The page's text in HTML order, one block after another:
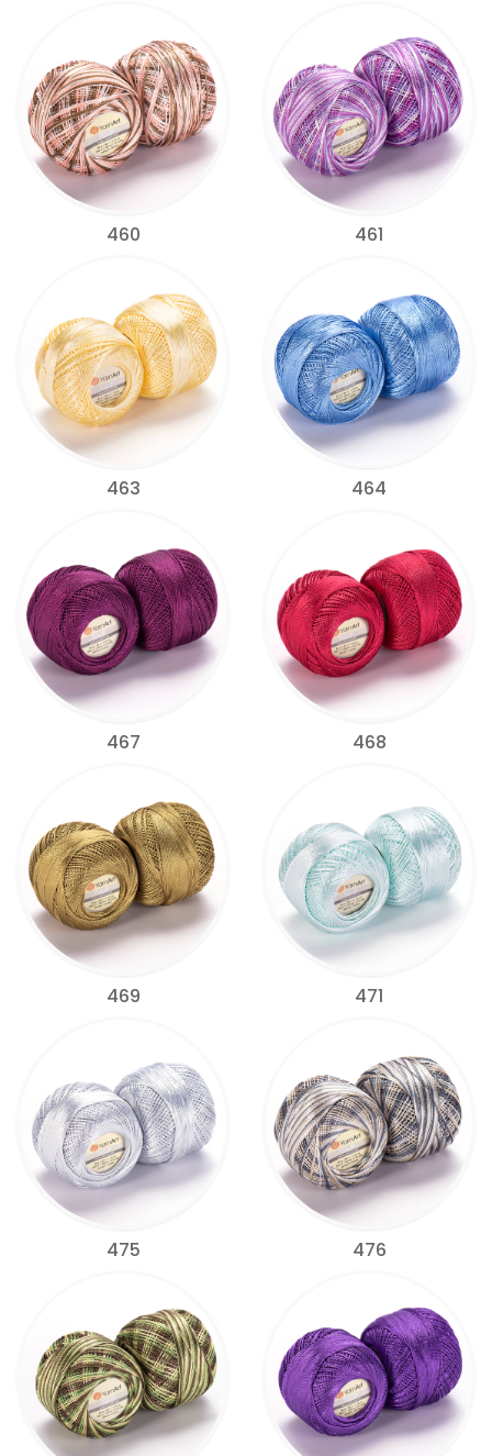
460 461
463 464
467 468
469 471
475 476